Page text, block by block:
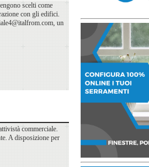
scelti come
con gli edifici.
un
commerciale.
A disposizione per